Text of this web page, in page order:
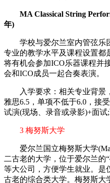
MA Classical String
年)
学校与爱尔兰室内管弦乐
专业的教学水平及课程设置都
将有机会参加ICO乐器课程并
会和ICO成员一起合奏表演。
入学要求：相关专业背景
雅思6.5，单项不低于6.0，接
试演(现场、录音或录影)+面试
3 梅努斯大学
爱尔兰国立梅努斯大学
二古老的大学，位于爱尔兰
等大公司，方便学生就业。是
古老的综合类大学。梅努斯大